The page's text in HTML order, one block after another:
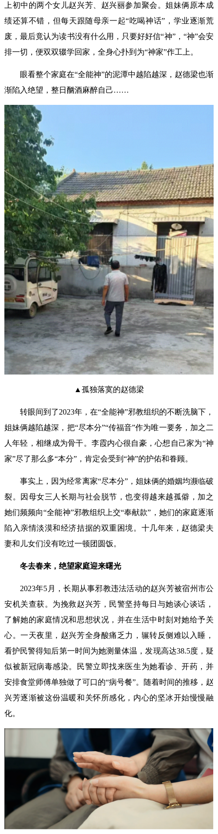
上初中的两个女儿赵兴芳、赵兴丽参加聚会。姐妹俩原本成
绩还算不错，但每天跟随母亲一起“吃喝神话”，学业逐渐荒
废，最后竟认为读书没有什么用，只要好好信“神”，“神”会安
排一切，便双双辍学回家，全身心扑到为“神家”作工上。
眼看整个家庭在“全能神”的泥潭中越陷越深，赵德梁也渐
渐陷入绝望，整日酗酒麻醉自己……
▲孤独落寞的赵德梁
转眼间到了2023年，在“全能神”邪教组织的不断洗脑下，
姐妹俩越陷越深，把“尽本分”“传福音”作为唯一要务，加之二
人年轻，相继成为骨干。李霞内心很自豪，心想自己家为“神
家”尽了那么多“本分”，肯定会受到“神”的护佑和眷顾。
事实上，因为经常离家“尽本分”，姐妹俩的婚姻均濒临破
裂。因母女三人长期与社会脱节，也变得越来越孤僻，加之
她们频频向“全能神”邪教组织上交“奉献款”，她们的家庭逐渐
陷入亲情淡漠和经济拮据的双重困境。十几年来，赵德梁夫
妻和儿女们没有吃过一顿团圆饭。
冬去春来，绝望家庭迎来曙光
2023年5月，长期从事邪教违法活动的赵兴芳被宿州市公
安机关查获。为挽救赵兴芳，民警坚持每日与她谈心谈话，
了解她的家庭情况和思想状况，并在生活中时刻对她给予关
心。一天夜里，赵兴芳全身酸痛乏力，辗转反侧难以入睡，
看护民警得知后第一时间为她测量体温，发现高达38.5度，疑
似被新冠病毒感染。民警立即找来医生为她看诊、开药，并
安排食堂师傅单独做了可口的“病号餐”。随着时间的推移，赵
兴芳逐渐被这份温暖和关怀所感化，内心的坚冰开始慢慢融
化。